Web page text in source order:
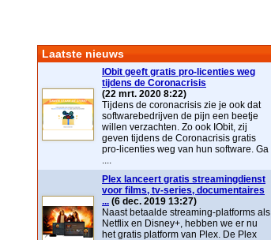
Laatste nieuws
IObit geeft gratis pro-licenties weg
tijdens de Coronacrisis
(22 mrt. 2020 8:22)
Tijdens de coronacrisis zie je ook dat
softwarebedrijven de pijn een beetje
willen verzachten. Zo ook IObit, zij
geven tijdens de Coronacrisis gratis
pro-licenties weg van hun software. Ga
....
Plex lanceert gratis streamingdienst
voor films, tv-series, documentaires
... (6 dec. 2019 13:27)
Naast betaalde streaming-platforms als
Netflix en Disney+, hebben we er nu
het gratis platform van Plex. De Plex